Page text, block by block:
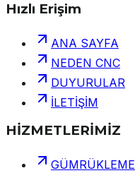
Hızlı Erişim
ANA SAYFA
NEDEN CNC
DUYURULAR
İLETİŞİM
HİZMETLERİMİZ
GÜMRÜKLEME